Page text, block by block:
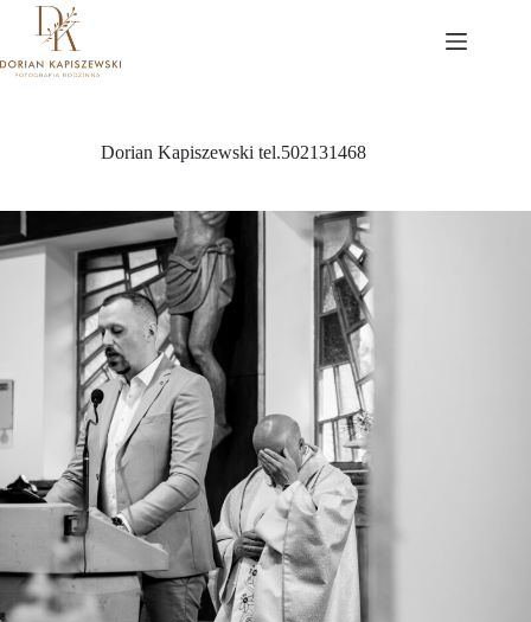
Przejdź
Dorian Kapiszewski tel.502131468